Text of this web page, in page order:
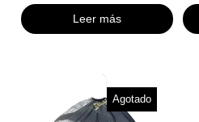
Leer más
Agotado